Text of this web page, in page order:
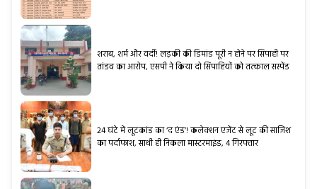
शराब, शर्म और वर्दी! लड़की की डिमांड पूरी न होने पर सिपाही पर
तांडव का आरोप, एसपी ने किया दो सिपाहियों को तत्काल सस्पेंड
24 घंटे में लूटकांड का ‘द एंड’! कलेक्शन एजेंट से लूट की साजिश
का पर्दाफाश, साथी ही निकला मास्टरमाइंड, 4 गिरफ्तार